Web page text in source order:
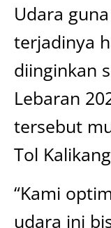
Udara
terjadinya
diinginkan
Lebaran
tersebut
Tol
“Kami
udara ini